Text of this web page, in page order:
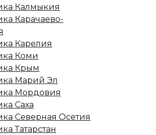
Калмыкия
Карачаево-
Карелия
Коми
Крым
Марий Эл
Мордовия
Саха
Северная Осетия
Татарстан